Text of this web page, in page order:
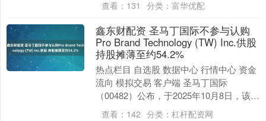
查看： 131 分类： 富华优配
鑫东财配资 圣马丁国际不参与认购
Pro Brand Technology (TW) Inc.供股
持股摊薄至约54.2%
热点栏目 自选股 数据中心 行情中心 资金
流向 模拟交易 客户端 圣马丁国际
（00482）公布，于2025年10月8日，该公
司的非全资附属公司Pro Brand....
查看： 142 分类： 杠杆配资网